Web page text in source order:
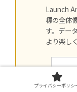
Launch
標の全体
す。デー
より楽し
プライバシーポリシ